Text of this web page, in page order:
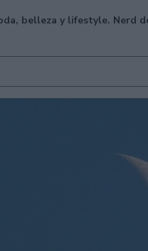
belleza y lifestyle. Nerd